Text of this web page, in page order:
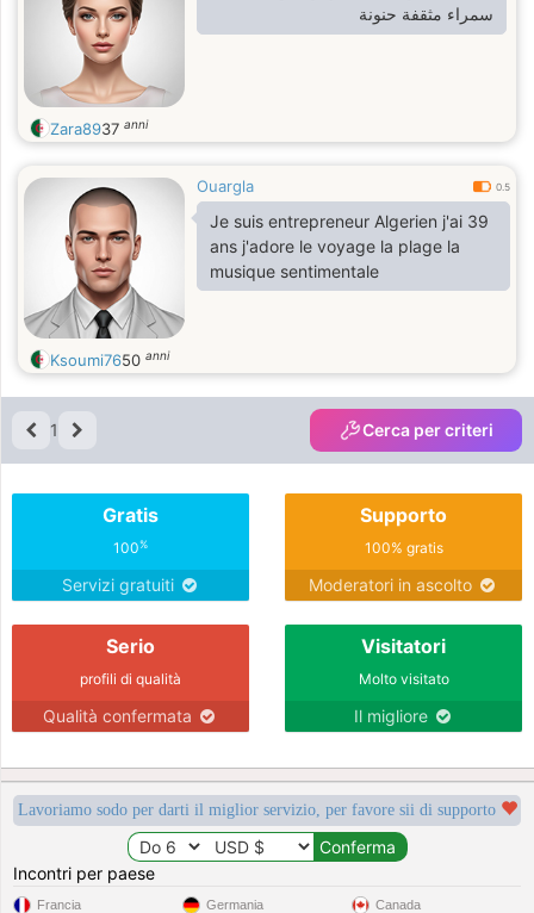
سمراء مثقفة حنونة
Zara8937 anni
Ouargla 0.5
Je suis entrepreneur Algerien j'ai 39
ans j'adore le voyage la plage la
musique sentimentale
Ksoumi7650 anni
1 Cerca per criteri
Gratis
100%
Servizi gratuiti
Supporto
100% gratis
Moderatori in ascolto
Serio
profili di qualità
Qualità confermata
Visitatori
Molto visitato
Il migliore
Lavoriamo sodo per darti il miglior servizio, per favore sii di supporto
Incontri per paese
Francia Germania Canada